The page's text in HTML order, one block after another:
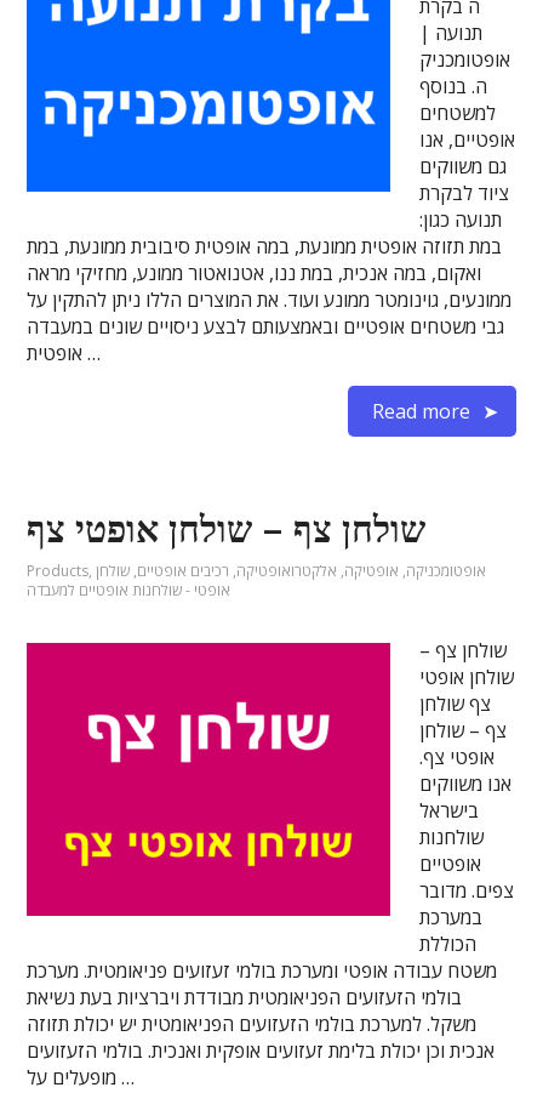
ה בקרת
תנועה |
אופטומכניק
ה. בנוסף
למשטחים
אופטיים, אנו
גם משווקים
ציוד לבקרת
תנועה כגון:
במת תזוזה אופטית ממונעת, במה אופטית סיבובית ממונעת, במת
ואקום, במה אנכית, במת ננו, אטנואטור ממונע, מחזיקי מראה
ממונעים, גוינומטר ממונע ועוד. את המוצרים הללו ניתן להתקין על
גבי משטחים אופטיים ובאמצעותם לבצע ניסויים שונים במעבדה
אופטית …
Read more
שולחן צף – שולחן אופטי צף
Products, אופטומכניקה, אופטיקה, אלקטרואופטיקה, רכיבים אופטיים, שולחן
אופטי - שולחנות אופטיים למעבדה
שולחן צף –
שולחן אופטי
צף שולחן
צף – שולחן
אופטי צף.
אנו משווקים
בישראל
שולחנות
אופטיים
צפים. מדובר
במערכת
הכוללת
משטח עבודה אופטי ומערכת בולמי זעזועים פניאומטית. מערכת
בולמי הזעזועים הפניאומטית מבודדת ויברציות בעת נשיאת
משקל. למערכת בולמי הזעזועים הפניאומטית יש יכולת תזוזה
אנכית וכן יכולת בלימת זעזועים אופקית ואנכית. בולמי הזעזועים
מופעלים על …